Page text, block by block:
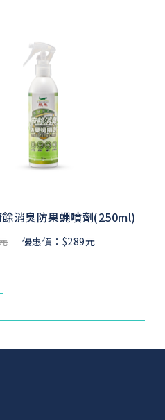
消臭防果蠅噴劑(250ml)
優惠價：$289元